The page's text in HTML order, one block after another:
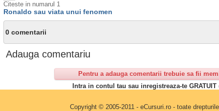
Citeste in numarul 1
Ronaldo sau viata unui fenomen
0 comentarii
Adauga comentariu
Pentru a adauga comentarii trebuie sa fii
Intra in contul tau sau inregistreaza-te GRATUIT
Copyright © 2005-2011 - eCursuri.ro - toate